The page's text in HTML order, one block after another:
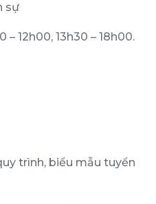
sự
12h00, 13h30 – 18h00.
trình, biểu mẫu tuyển